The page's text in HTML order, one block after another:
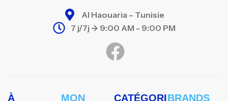
Al Haouaria – Tunisie
7 j/7j -> 9:00 AM - 9:00 PM
À
MON
CATÉGORIBRANDS